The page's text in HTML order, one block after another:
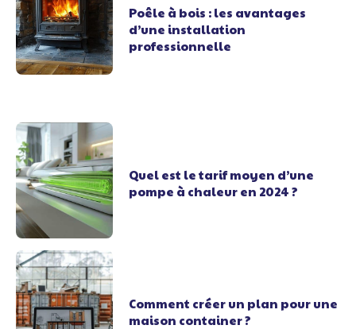
Poêle à bois : les avantages
d’une installation
professionnelle
Quel est le tarif moyen d’une
pompe à chaleur en 2024 ?
Comment créer un plan pour une
maison container ?